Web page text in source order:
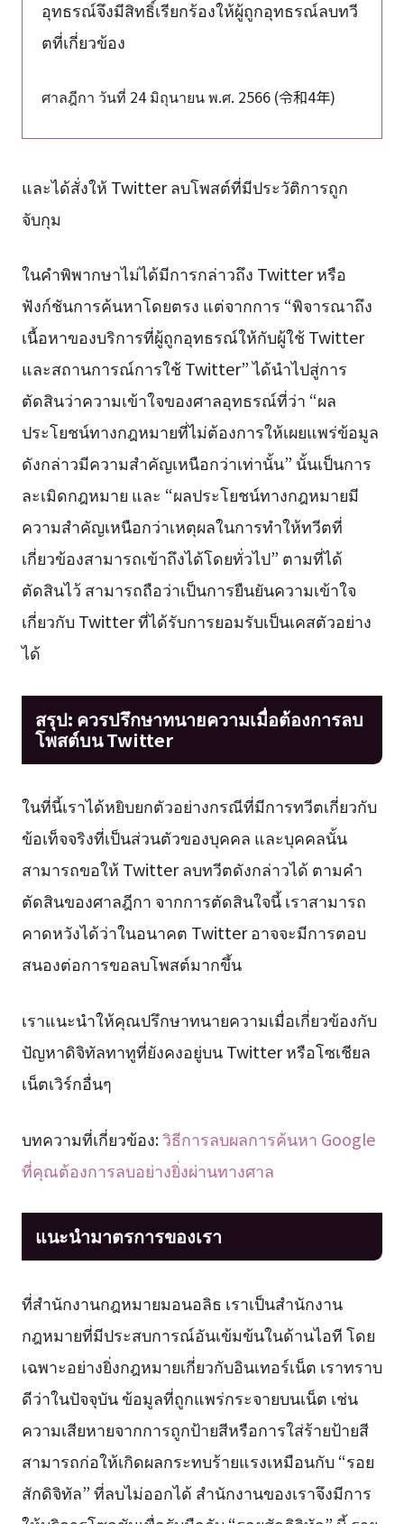
อุทธรณ์จึงมีสิทธิ์เรียกร้องให้ผู้ถูกอุทธรณ์ลบทวี
ตที่เกี่ยวข้อง
ศาลฎีกา วันที่ 24 มิถุนายน พ.ศ. 2566 (令和4年)
และได้สั่งให้ Twitter ลบโพสต์ที่มีประวัติการถูก
จับกุม
ในคำพิพากษาไม่ได้มีการกล่าวถึง Twitter หรือ
ฟังก์ชันการค้นหาโดยตรง แต่จากการ “พิจารณาถึง
เนื้อหาของบริการที่ผู้ถูกอุทธรณ์ให้กับผู้ใช้ Twitter
และสถานการณ์การใช้ Twitter” ได้นำไปสู่การ
ตัดสินว่าความเข้าใจของศาลอุทธรณ์ที่ว่า “ผล
ประโยชน์ทางกฎหมายที่ไม่ต้องการให้เผยแพร่ข้อมูล
ดังกล่าวมีความสำคัญเหนือกว่าเท่านั้น” นั้นเป็นการ
ละเมิดกฎหมาย และ “ผลประโยชน์ทางกฎหมายมี
ความสำคัญเหนือกว่าเหตุผลในการทำให้ทวีตที่
เกี่ยวข้องสามารถเข้าถึงได้โดยทั่วไป” ตามที่ได้
ตัดสินไว้ สามารถถือว่าเป็นการยืนยันความเข้าใจ
เกี่ยวกับ Twitter ที่ได้รับการยอมรับเป็นเคสตัวอย่าง
ได้
สรุป: ควรปรึกษาทนายความเมื่อต้องการลบ
โพสต์บน Twitter
ในที่นี้เราได้หยิบยกตัวอย่างกรณีที่มีการทวีตเกี่ยวกับ
ข้อเท็จจริงที่เป็นส่วนตัวของบุคคล และบุคคลนั้น
สามารถขอให้ Twitter ลบทวีตดังกล่าวได้ ตามคำ
ตัดสินของศาลฎีกา จากการตัดสินใจนี้ เราสามารถ
คาดหวังได้ว่าในอนาคต Twitter อาจจะมีการตอบ
สนองต่อการขอลบโพสต์มากขึ้น
เราแนะนำให้คุณปรึกษาทนายความเมื่อเกี่ยวข้องกับ
ปัญหาดิจิทัลทาทูที่ยังคงอยู่บน Twitter หรือโซเชียล
เน็ตเวิร์กอื่นๆ
บทความที่เกี่ยวข้อง:วิธีการลบผลการค้นหา Google
ที่คุณต้องการลบอย่างยิ่งผ่านทางศาล
แนะนำมาตรการของเรา
ที่สำนักงานกฎหมายมอนอลิธ เราเป็นสำนักงาน
กฎหมายที่มีประสบการณ์อันเข้มข้นในด้านไอที โดย
เฉพาะอย่างยิ่งกฎหมายเกี่ยวกับอินเทอร์เน็ต เราทราบ
ดีว่าในปัจจุบัน ข้อมูลที่ถูกแพร่กระจายบนเน็ต เช่น
ความเสียหายจากการถูกป้ายสีหรือการใส่ร้ายป้ายสี
สามารถก่อให้เกิดผลกระทบร้ายแรงเหมือนกับ “รอย
สักดิจิทัล” ที่ลบไม่ออกได้ สำนักงานของเราจึงมีการ